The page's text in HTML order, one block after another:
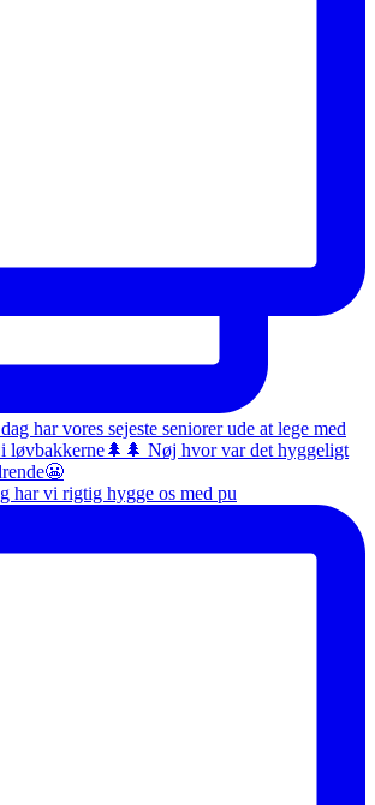
har vi rigtig hygge os med pu